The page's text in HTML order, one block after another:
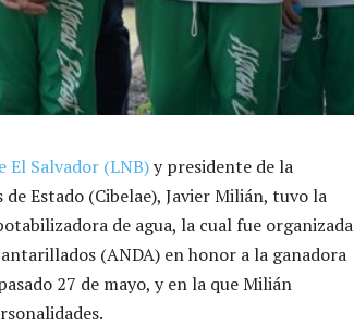
El Salvador (LNB)y presidente de la
Estado (Cibelae), Javier Milián, tuvo la
de agua, la cual fue organizada
(ANDA) en honor a la ganadora
27 de mayo, y en la que Milián